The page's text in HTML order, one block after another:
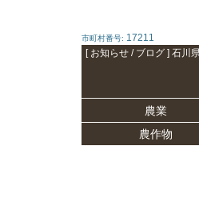
市町村番号: 17211
[ お知らせ / ブログ ] 石川
農業
農作物